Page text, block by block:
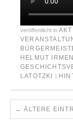
veröffentlicht in
HELMUT IRMEN
LATOTZKI
|
← ÄLTERE